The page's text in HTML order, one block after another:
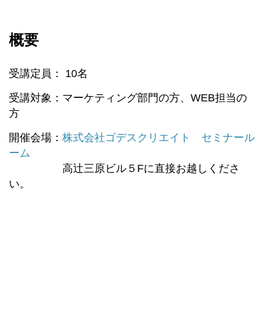
概要
受講定員： 10名
受講対象：マーケティング部門の方、WEB担当の
方
開催会場： 株式会社ゴデスクリエイト セミナール
ーム
高辻三原ビル５Fに直接お越しくださ
い。